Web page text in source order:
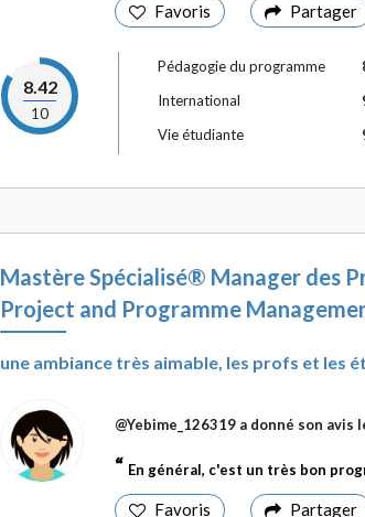
Favoris Partager
8.42
10
Pédagogie du programme
International
Vie étudiante
Mastère Spécialisé® Manager des
Project and Programme
une ambiance très aimable, les profs et les
@Yebime_126319 a donné son avis
En général, c'est un très bon
Favoris Partager